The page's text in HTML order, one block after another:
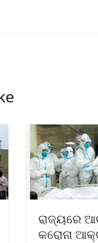
ରାଜ୍ୟରେ
କରୋନା